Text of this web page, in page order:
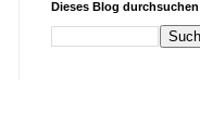
Dieses Blog durchsuchen